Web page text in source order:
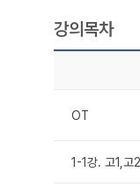
강의목차
OT
1-1강. 고1,고